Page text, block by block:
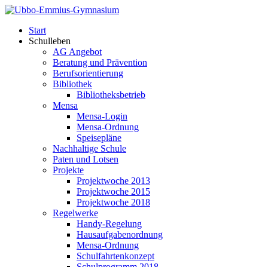
Start
Schulleben
AG Angebot
Beratung und Prävention
Berufsorientierung
Bibliothek
Bibliotheksbetrieb
Mensa
Mensa-Login
Mensa-Ordnung
Speisepläne
Nachhaltige Schule
Paten und Lotsen
Projekte
Projektwoche 2013
Projektwoche 2015
Projektwoche 2018
Regelwerke
Handy-Regelung
Hausaufgabenordnung
Mensa-Ordnung
Schulfahrtenkonzept